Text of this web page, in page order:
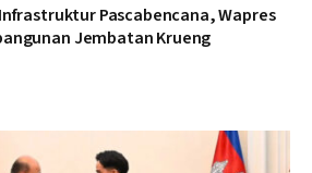
Pascabencana, Wapres
Jembatan Krueng